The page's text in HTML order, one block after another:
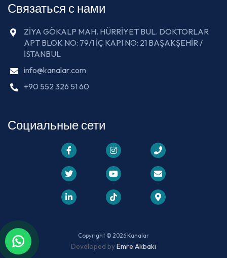
Связаться с нами
ZİYA GÖKALP MAH. HÜRRİYET BUL. DOKTORLAR
APT BLOK NO: 79/1 İÇ KAPI NO: 21 BAŞAKŞEHİR /
İSTANBUL
info@kanalar.com
+90 552 326 51 60
Социальные сети
Copyright © 2026 Kanalar
Developed byEmre Akbaki